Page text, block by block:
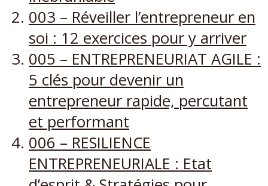
003 – Réveiller l’entrepreneur en
soi : 12 exercices pour y arriver
005 – ENTREPRENEURIAT AGILE :
5 clés pour devenir un
entrepreneur rapide, percutant
et performant
006 – RESILIENCE
ENTREPRENEURIALE : Etat